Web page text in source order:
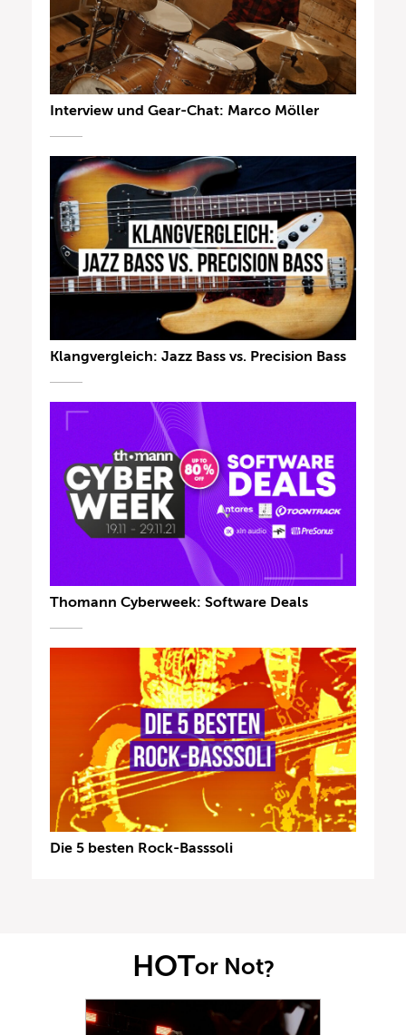
Interview und Gear-Chat: Marco Möller
Klangvergleich: Jazz Bass vs. Precision Bass
Thomann Cyberweek: Software Deals
Die 5 besten Rock-Basssoli
HOTor Not?